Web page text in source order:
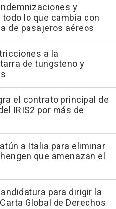
y
lo que cambia con
de pasajeros aéreos
a la
de tungsteno y
el contrato principal de
IRIS2 por más de
a Italia para eliminar
que amenazan el
para dirigir la
Global de Derechos